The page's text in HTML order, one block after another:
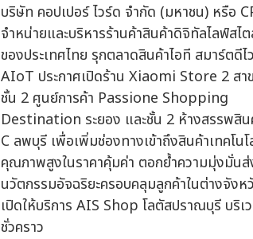
บริษัท คอปเปอร์ ไวร์ด จำกัด (มหาชน) หรือ
จำหน่ายและบริหารร้านค้าสินค้าดิจิทัลไลฟ์สไ
ของประเทศไทย รุกตลาดสินค้าไอที สมาร์ตดีไ
AIoT ประกาศเปิดร้าน Xiaomi Store 2 สา
ชั้น 2 ศูนย์การค้า Passione Shopping
Destination ระยอง และชั้น 2 ห้างสรรพสิ
C ลพบุรี เพื่อเพิ่มช่องทางเข้าถึงสินค้าเทคโน
คุณภาพสูงในราคาคุ้มค่า ตอกย้ำความมุ่งมั่น
นวัตกรรมอัจฉริยะครอบคลุมลูกค้าในต่างจัง
เปิดให้บริการ AIS Shop โลตัสปราณบุรี บริ
ชั่วคราว